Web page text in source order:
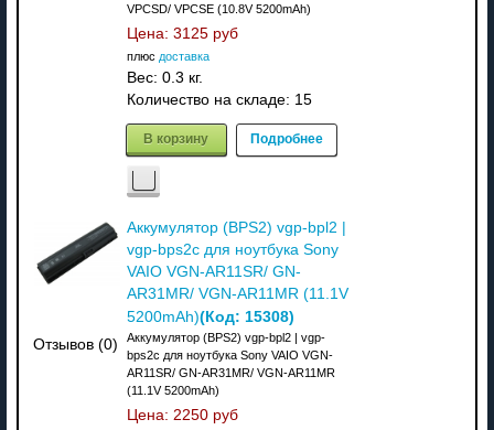
VPCSD/ VPCSE (10.8V 5200mAh)
Цена: 3125 руб
плюс доставка
Вес: 0.3 кг.
Количество на складе: 15
В корзину Подробнее
Отзывов (0)
Аккумулятор (BPS2) vgp-bpl2 |
vgp-bps2c для ноутбука Sony
VAIO VGN-AR11SR/ GN-
AR31MR/ VGN-AR11MR (11.1V
5200mAh)(Код: 15308)
Аккумулятор (BPS2) vgp-bpl2 | vgp-
bps2c для ноутбука Sony VAIO VGN-
AR11SR/ GN-AR31MR/ VGN-AR11MR
(11.1V 5200mAh)
Цена: 2250 руб